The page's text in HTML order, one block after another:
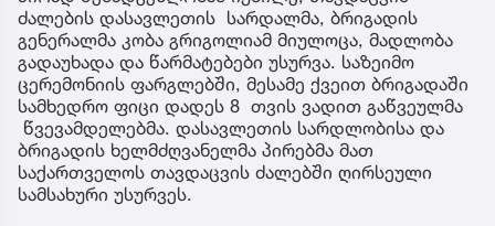
ძალების დასავლეთის სარდალმა, ბრიგადის
გენერალმა კობა გრიგოლიამ მიულოცა, მადლობა
გადაუხადა და წარმატებები უსურვა. საზეიმო
ცერემონიის ფარგლებში, მესამე ქვეით ბრიგადაში
სამხედრო ფიცი დადეს 8 თვის ვადით გაწვეულმა
წვევამდელებმა. დასავლეთის სარდლობისა და
ბრიგადის ხელმძღვანელმა პირებმა მათ
საქართველოს თავდაცვის ძალებში ღირსეული
სამსახური უსურვეს.